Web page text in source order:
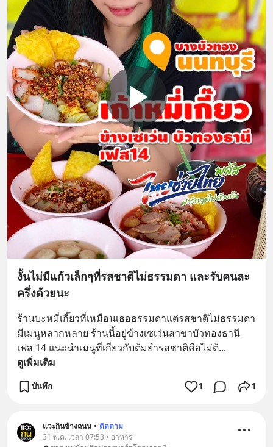
งั้นไม่มีแก้วเล็กๆที่รสชาติไม่ธรรมดา และรับคนละ
ครึ่งด้วยนะ
ร้านบะหมี่เกี๊ยวที่เหมือนเธอธรรมดาแต่รสชาติไม่ธรรมดา
มีเมนูหลากหลาย ร้านนี้อยู่ข้างเซเว่นสาขาบัวทองธานี
เฟส 14 แนะนำเมนูที่เกี่ยวกับต้มยำรสชาติคือไม่ต้...
ดูเพิ่มเติม
บันทึก 1 1
แวะกินข้างถนน • ติดตาม
31 พ.ค. เวลา 07:53 • อาหาร